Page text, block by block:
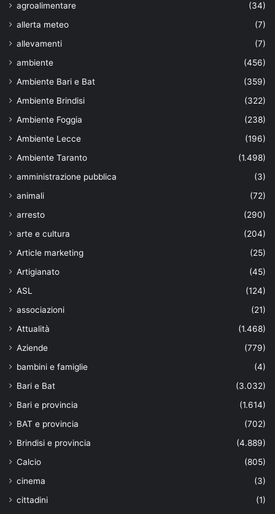
agroalimentare
(34)
allerta meteo
(7)
allevamenti
(7)
ambiente
(456)
Ambiente Bari e Bat
(359)
Ambiente Brindisi
(322)
Ambiente Foggia
(238)
Ambiente Lecce
(196)
Ambiente Taranto
(1.498)
amministrazione pubblica
(3)
animali
(72)
arresto
(290)
arte e cultura
(204)
Article marketing
(25)
Artigianato
(45)
ASL
(124)
associazioni
(21)
Attualità
(1.468)
Aziende
(779)
bambini e famiglie
(4)
Bari e Bat
(3.032)
Bari e provincia
(1.614)
BAT e provincia
(702)
Brindisi e provincia
(4.889)
Calcio
(805)
cinema
(3)
cittadini
(1)